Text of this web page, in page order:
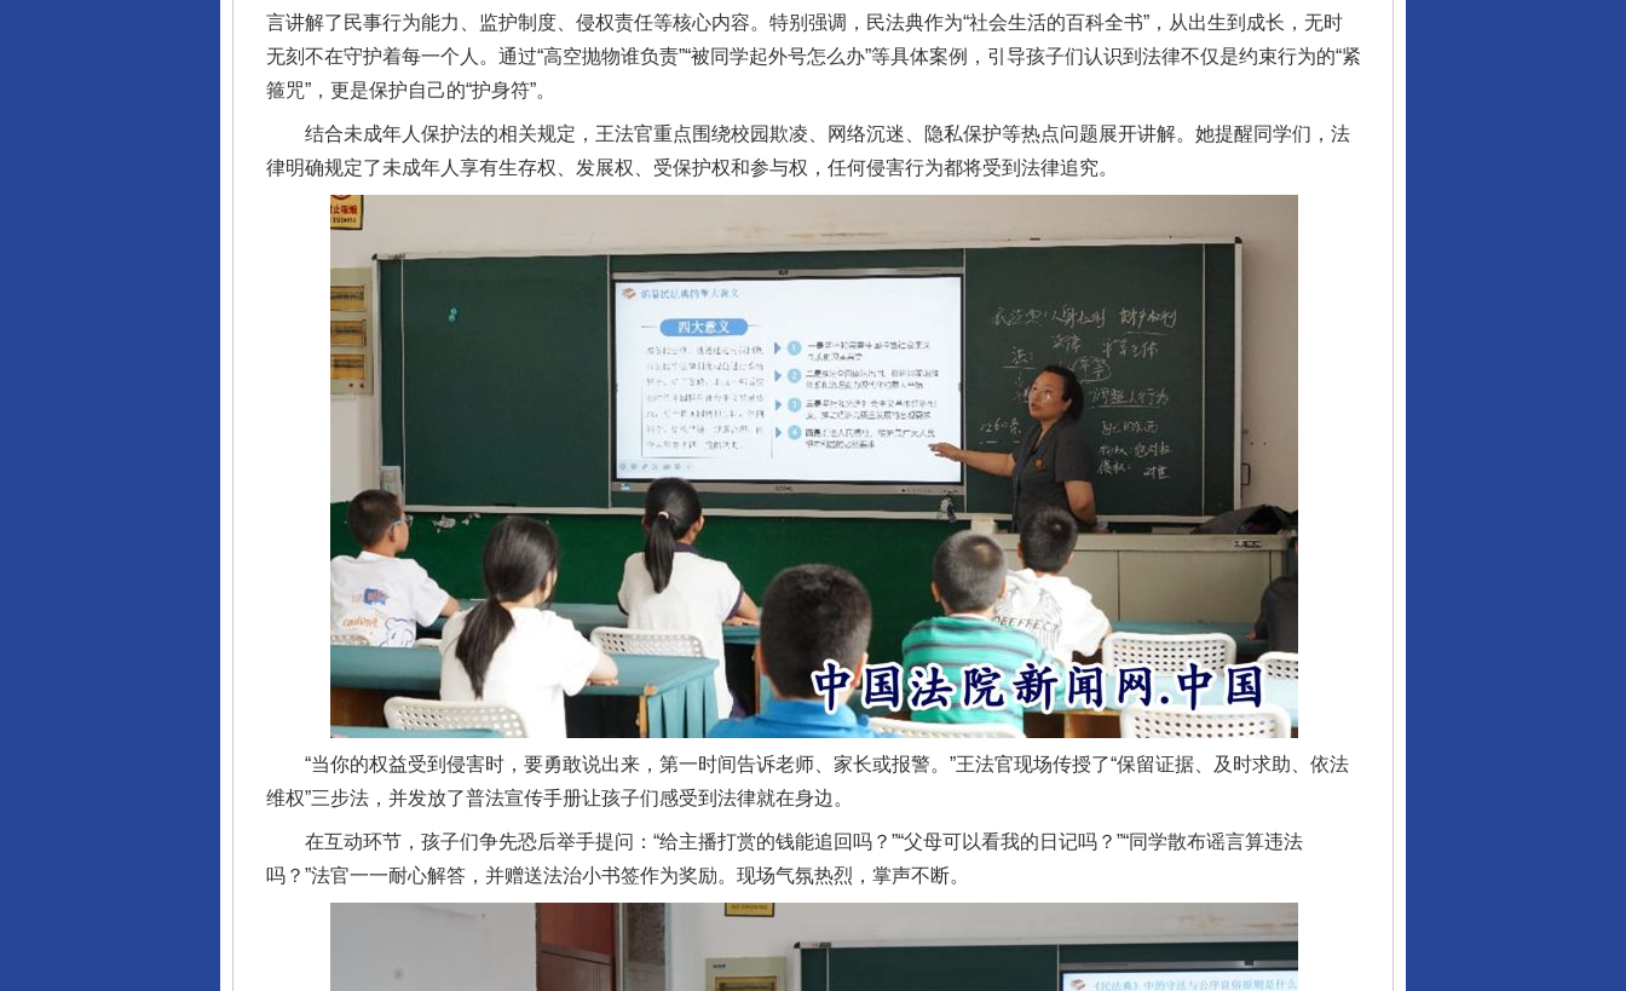
言讲解了民事行为能力、监护制度、侵权责任等核心内容。特别强调，民法典作为“社会生活的百科全书”，从出生到成长，无时
无刻不在守护着每一个人。通过“高空抛物谁负责”“被同学起外号怎么办”等具体案例，引导孩子们认识到法律不仅是约束行为的“紧
箍咒”，更是保护自己的“护身符”。
结合未成年人保护法的相关规定，王法官重点围绕校园欺凌、网络沉迷、隐私保护等热点问题展开讲解。她提醒同学们，法
律明确规定了未成年人享有生存权、发展权、受保护权和参与权，任何侵害行为都将受到法律追究。
“当你的权益受到侵害时，要勇敢说出来，第一时间告诉老师、家长或报警。”王法官现场传授了“保留证据、及时求助、依法
维权”三步法，并发放了普法宣传手册让孩子们感受到法律就在身边。
在互动环节，孩子们争先恐后举手提问：“给主播打赏的钱能追回吗？”“父母可以看我的日记吗？”“同学散布谣言算违法
吗？”法官一一耐心解答，并赠送法治小书签作为奖励。现场气氛热烈，掌声不断。